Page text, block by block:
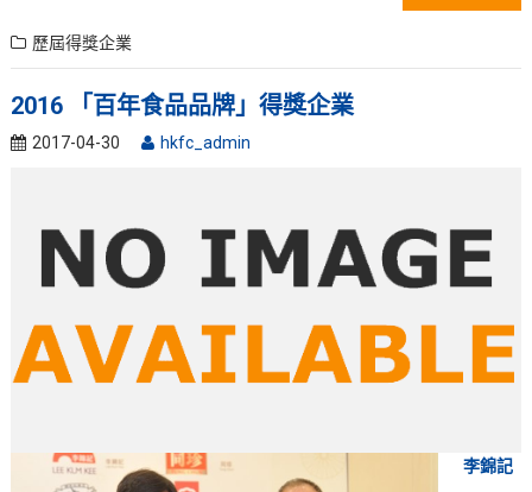
歷屆得獎企業
2016 「百年食品品牌」得獎企業
2017-04-30 hkfc_admin
李錦記